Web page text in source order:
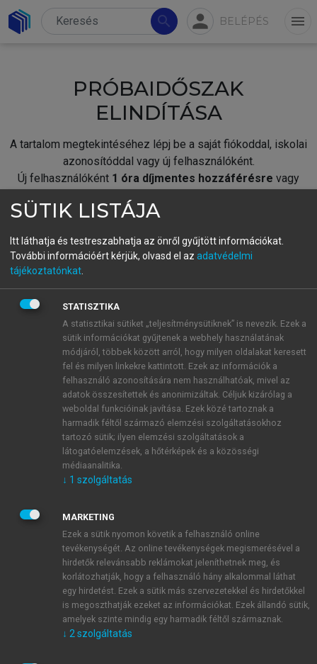
search person BELÉPÉS menu
PRÓBAIDŐSZAK
ELINDÍTÁSA
A tartalom megtekintéséhez lépj be a saját fiókoddal, iskolai
azonosítóddal vagy új felhasználóként.
Új felhasználóként 1 óra díjmentes hozzáférésre vagy
fiókoddal,vagy hozz létre új fiókot.
A regisztráció után apróbaidőszakautomatikusan
BELÉPÉS SAJÁT FIÓKKAL
ÚJ FIÓK LÉTREHOZÁSA
1 óra díjmentes hozzáférés
E-MAIL-CÍM
JELSZÓ
JELSZÓ ÚJRA
Kérek értesítést a MeRSZ újdonságairól, akcióiról.
Kérek értesítést az Akadémiai Kiadó Zrt. újdonságairól,
SÜTIK LISTÁJA
Itt láthatja és testreszabhatja az önről gyűjtött információkat.
További információért kérjük, olvasd el az adatvédelmi
tájékoztatónkat
STATISZTIKA
A statisztikai sütiket „teljesítménysütiknek” is nevezik. Ezek a
sütik információkat gyűjtenek a webhely használatának
módjáról, többek között arról, hogy milyen oldalakat keresett
fel és milyen linkekre kattintott. Ezek az információk a
felhasználó azonosítására nem használhatóak, mivel az
adatok összesítettek és anonimizáltak. Céljuk kizárólag a
weboldal funkcióinak javítása. Ezek közé tartoznak a
harmadik féltől származó elemzési szolgáltatásokhoz
tartozó sütik; ilyen elemzési szolgáltatások a
látogatóelemzések, a hőtérképek és a közösségi
médiaanalitika.
↓ 1 szolgáltatás
MARKETING
Ezek a sütik nyomon követik a felhasználó online
tevékenységét. Az online tevékenységek megismerésével a
hirdetők relevánsabb reklámokat jeleníthetnek meg, és
korlátozhatják, hogy a felhasználó hány alkalommal láthat
egy hirdetést. Ezek a sütik más szervezetekkel és hirdetőkkel
is megoszthatják ezeket az információkat. Ezek állandó sütik,
amelyek szinte mindig egy harmadik féltől származnak.
↓ 2 szolgáltatás